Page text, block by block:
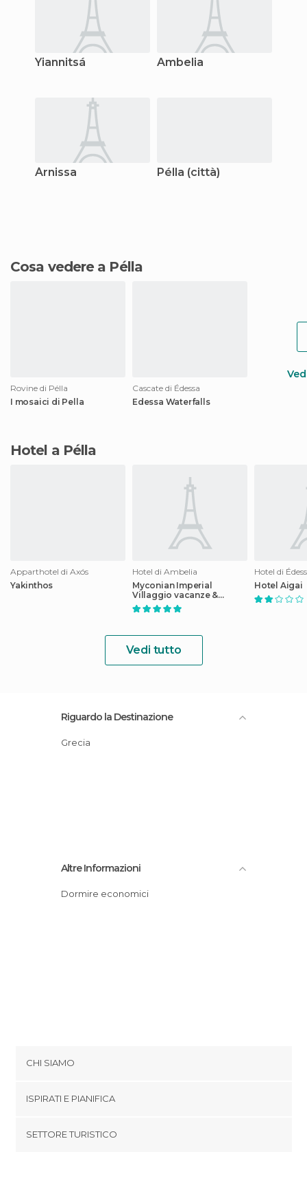
Yiannitsá Ambelia
Árnissa Pélla (città)
Cosa vedere a Pélla
Rovine di Pélla
I mosaici di Pella
Cascate di Édessa
Edessa Waterfalls
Hotel a Pélla
Apparthotel di Axós
Yakinthos
Hotel di Ambelia
Myconian Imperial
Villaggio vacanze &
Thalasso Spa Centre
Hotel di
Hotel Aigai
Vedi tutto
Riguardo la Destinazione
Grecia
Altre Informazioni
Dormire economici
CHI SIAMO
Termini e Condizioni
ISPIRATI E PIANIFICA
SETTORE TURISTICO